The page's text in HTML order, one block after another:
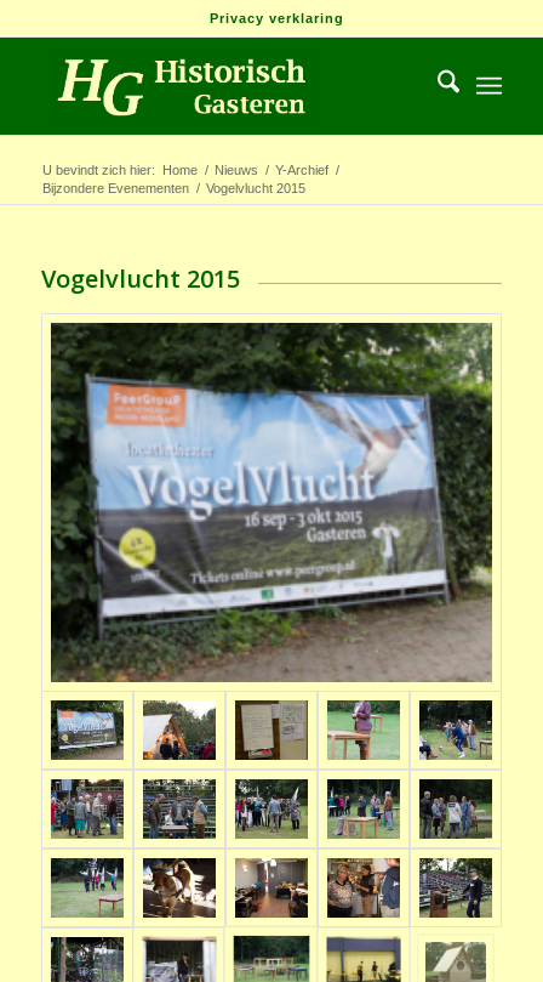
Privacy verklaring
U bevindt zich hier: Home / Nieuws / Y-Archief /
Bijzondere Evenementen / Vogelvlucht 2015
Vogelvlucht 2015